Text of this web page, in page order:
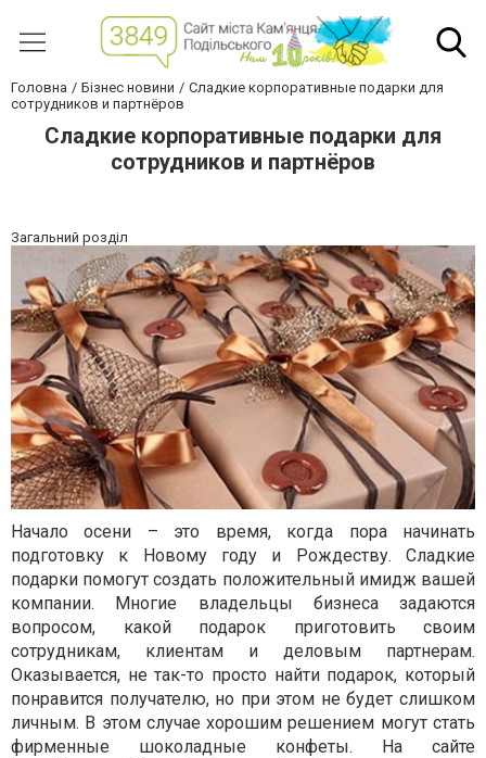
Головна Бізнес новини
Сладкие корпоративные подарки для
сотрудников и партнёров
Сладкие корпоративные подарки для
сотрудников и партнёров
Загальний розділ
Начало осени – это время, когда пора начинать
подготовку к Новому году и Рождеству. Сладкие
подарки помогут создать положительный имидж вашей
компании. Многие владельцы бизнеса задаются
вопросом, какой подарок приготовить своим
сотрудникам, клиентам и деловым партнерам.
Оказывается, не так-то просто найти подарок, который
понравится получателю, но при этом не будет слишком
личным. В этом случае хорошим решением могут стать
фирменные шоколадные конфеты. На сайте